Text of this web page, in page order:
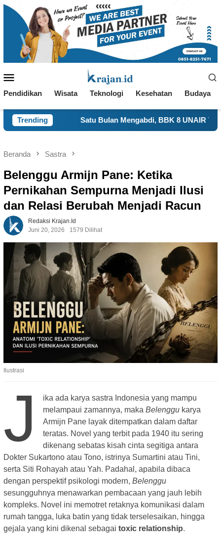
Loncat
Mobile
Pendidikan Wisata Teknologi Kesehatan Budaya
Trending
Satu Bulan Mengabdi, BBK 8 UNAIR Tampilkan Capaian
Beranda Sastra
Belenggu Armijn Pane: Ketika
Pernikahan Sempurna Menjadi Ilusi
dan Relasi Berubah Menjadi Racun
Redaksi Krajan.id
Juni 20, 2026
1579 Dilihat
Ilustrasi
J
ika ada karya sastra Indonesia yang mampu
melampaui zamannya, makaBelenggu karya
Armijn Pane layak ditempatkan dalam daftar
teratas. Novel yang terbit pada 1940 itu sering
dikenang sebatas kisah cinta segitiga antara
Dokter Sukartono atau Tono, istrinya Sumartini atau Tini,
serta Siti Rohayah atau Yah. Padahal, apabila dibaca
dengan perspektif psikologi modern, Belenggu
sesungguhnya menawarkan pembacaan yang jauh lebih
kompleks. Novel ini memotret retaknya komunikasi dalam
rumah tangga, luka batin yang tidak terselesaikan, hingga
gejala yang kini dikenal sebagai toxic relationship.